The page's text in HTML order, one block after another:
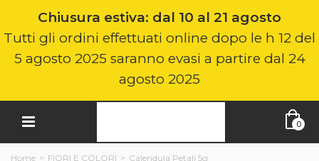
Chiusura estiva: dal 10 al 21 agosto
Tutti gli ordini effettuati online dopo le h 12 del
5 agosto 2025 saranno evasi a partire dal 24
agosto 2025
0
Home > FIORI E COLORI > Calendula Petali 5g